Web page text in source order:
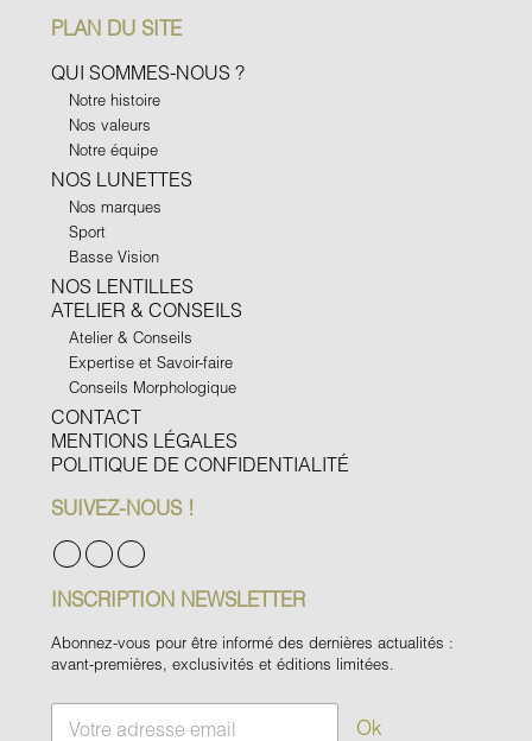
PLAN DU SITE
QUI SOMMES-NOUS ?
Notre histoire
Nos valeurs
Notre équipe
NOS LUNETTES
Nos marques
Sport
Basse Vision
NOS LENTILLES
ATELIER & CONSEILS
Atelier & Conseils
Expertise et Savoir-faire
Conseils Morphologique
CONTACT
MENTIONS LÉGALES
POLITIQUE DE CONFIDENTIALITÉ
SUIVEZ-NOUS !
INSCRIPTION NEWSLETTER
Abonnez-vous pour être informé des dernières actualités :
avant-premières, exclusivités et éditions limitées.
E
Ok